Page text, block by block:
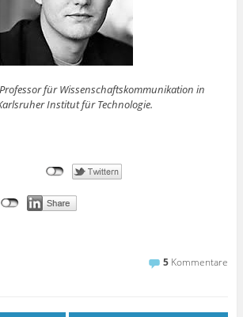
Professor für Wissenschaftskommunikation in
Institut für Technologie.
5 Kommentare